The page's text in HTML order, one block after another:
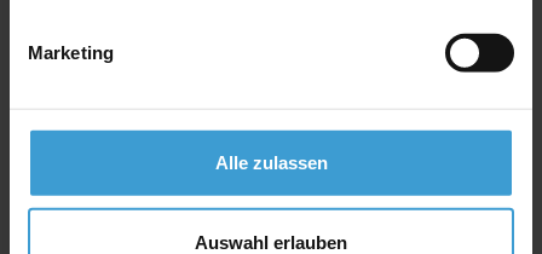
Marketing
Alle zulassen
Auswahl erlauben
Datenschutz
Produkt-Kategorien